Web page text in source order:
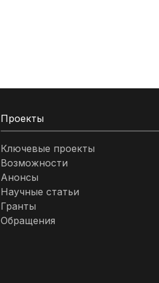
Проекты
Ключевые проекты
Возможности
Анонсы
Научные статьи
Гранты
Обращения